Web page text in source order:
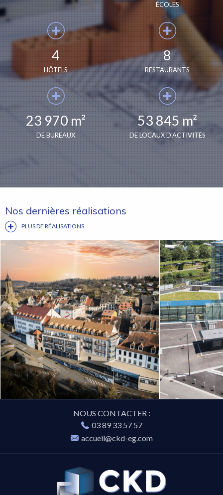
ÉCOLES
4
HÔTELS
8
RESTAURANTS
23 970 m²
DE BUREAUX
53 845 m²
DE LOCAUX D'ACTIVITÉS
Nos dernières réalisations
PLUS DE RÉALISATIONS
NOUS CONTACTER :
03 89 33 57 57
accueil@ckd-eg.com
CKD-
EG